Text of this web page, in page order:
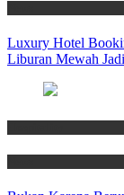
Luxury Hotel
Liburan Mewah